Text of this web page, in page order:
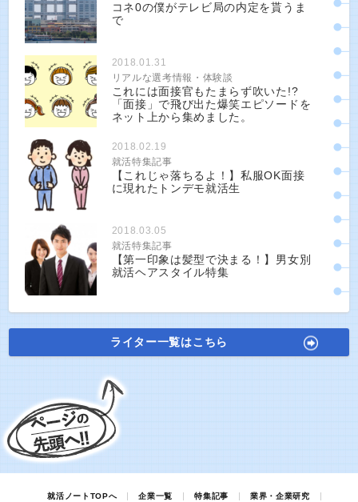
コネ0の僕がテレビ局の内定を貰うま
で
2018.01.31
リアルな選考情報・体験談
これには面接官もたまらず吹いた!?
「面接」で飛び出た爆笑エピソードを
ネット上から集めました。
2018.02.19
就活特集記事
【これじゃ落ちるよ！】私服OK面接
に現れたトンデモ就活生
2018.03.05
就活特集記事
【第一印象は髪型で決まる！】男女別
就活ヘアスタイル特集
ライター一覧はこちら
就活ノートTOPへ 企業一覧 特集記事
業界・企業研究